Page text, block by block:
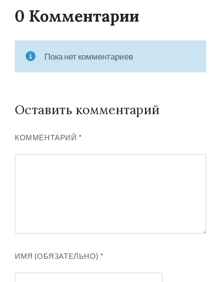
0 Комментарии
Пока нет комментариев
Оставить комментарий
КОММЕНТАРИЙ *
ИМЯ (ОБЯЗАТЕЛЬНО) *